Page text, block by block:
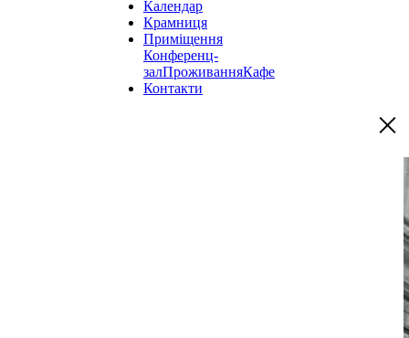
Календар
Крамниця
Приміщення
Конференц-
залПроживанняКафе
Контакти